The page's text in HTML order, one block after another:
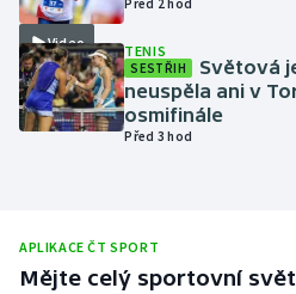
Parasport
Plavání
Rychlobruslení
Video
Před 2 hod
TENIS
SESTŘIH
Světová
neuspěla ani v
osmifinále
Před 3 hod
APLIKACE ČT SPORT
Mějte celý sportovní